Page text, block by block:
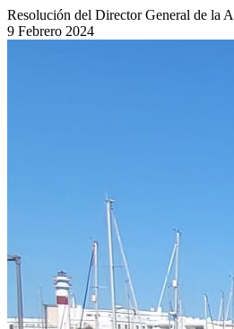
Resolución del Director General de la
9 Febrero 2024